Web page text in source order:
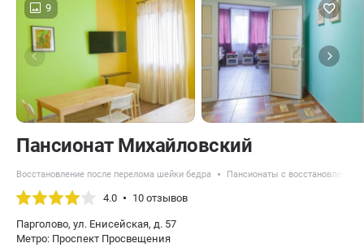
9
Пансионат Михайловский
Восстановление после перелома шейки бедра Пансионаты с восстановлением
4.0 10 отзывов
Парголово, ул. Енисейская, д. 57
Метро: Проспект Просвещения